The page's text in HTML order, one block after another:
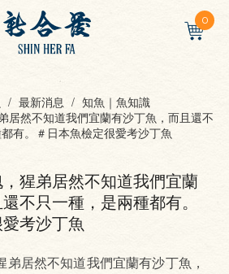
0
最新消息
知魚｜魚知識
居然不知道我們宜蘭有沙丁魚，而且還不
有。＃日本魚檢定很愛考沙丁魚
猩弟居然不知道我們宜蘭
不只一種，是兩種都有。
考沙丁魚
居然不知道我們宜蘭有沙丁魚，